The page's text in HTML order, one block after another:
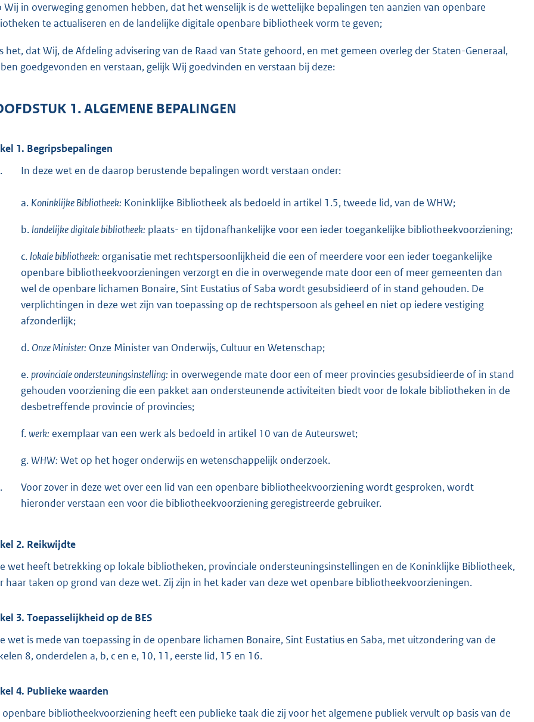
o
t
t
7
Wij in overweging genomen hebben, dat het wenselijk is de wettelijke bepalingen ten aanzien van openbare
te actualiseren en de landelijke digitale openbare bibliotheek vorm te geven;
het, dat Wij, de Afdeling advisering van de Raad van State gehoord, en met gemeen overleg der Staten-Generaal,
goedgevonden en verstaan, gelijk Wij goedvinden en verstaan bij deze:
1. ALGEMENE BEPALINGEN
1. Begripsbepalingen
In deze wet en de daarop berustende bepalingen wordt verstaan onder:
a. Koninklijke Bibliotheek: Koninklijke Bibliotheek als bedoeld in artikel 1.5, tweede lid, van de WHW;
b. landelijke digitale bibliotheek: plaats- en tijdonafhankelijke voor een ieder toegankelijke bibliotheekvoorziening;
c. lokale bibliotheek: organisatie met rechtspersoonlijkheid die een of meerdere voor een ieder toegankelijke
openbare bibliotheekvoorzieningen verzorgt en die in overwegende mate door een of meer gemeenten dan
wel de openbare lichamen Bonaire, Sint Eustatius of Saba wordt gesubsidieerd of in stand gehouden. De
verplichtingen in deze wet zijn van toepassing op de rechtspersoon als geheel en niet op iedere vestiging
afzonderlijk;
d. Onze Minister: Onze Minister van Onderwijs, Cultuur en Wetenschap;
e. provinciale ondersteuningsinstelling: in overwegende mate door een of meer provincies gesubsidieerde of in stand
gehouden voorziening die een pakket aan ondersteunende activiteiten biedt voor de lokale bibliotheken in de
desbetreffende provincie of provincies;
f.werk: exemplaar van een werk als bedoeld in artikel 10 van de Auteurswet;
g.WHW: Wet op het hoger onderwijs en wetenschappelijk onderzoek.
Voor zover in deze wet over een lid van een openbare bibliotheekvoorziening wordt gesproken, wordt
hieronder verstaan een voor die bibliotheekvoorziening geregistreerde gebruiker.
2. Reikwijdte
wet heeft betrekking op lokale bibliotheken, provinciale ondersteuningsinstellingen en de Koninklijke Bibliotheek,
haar taken op grond van deze wet. Zij zijn in het kader van deze wet openbare bibliotheekvoorzieningen.
3. Toepasselijkheid op de BES
wet is mede van toepassing in de openbare lichamen Bonaire, Sint Eustatius en Saba, met uitzondering van de
8, onderdelen a, b, c en e, 10, 11, eerste lid, 15 en 16.
4. Publieke waarden
openbare bibliotheekvoorziening heeft een publieke taak die zij voor het algemene publiek vervult op basis van de